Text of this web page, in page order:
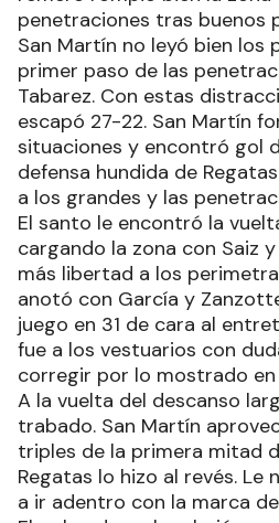
penetraciones tras buenos
San Martín no leyó bien los
primer paso de las
Tabarez. Con estas
escapó 27-22. San Martín
situaciones y encontró gol
defensa hundida de
a los grandes y las
El santo le encontró la
cargando la zona con Saiz
más libertad a los
anotó con García y
juego en 31 de cara al
fue a los vestuarios con
corregir por lo mostrado en
A la vuelta del descanso
trabado. San Martín
triples de la primera mitad
Regatas lo hizo al revés.
a ir adentro con la marca